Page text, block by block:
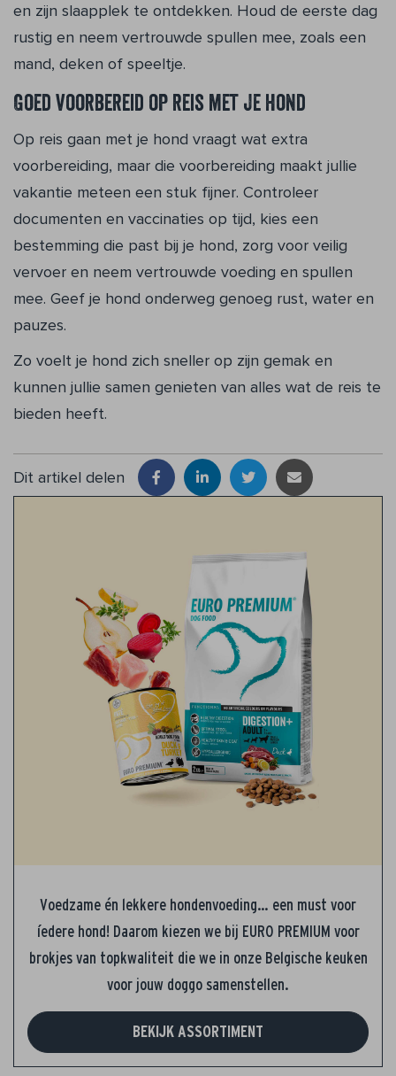
en zijn slaapplek te ontdekken. Houd de eerste dag
rustig en neem vertrouwde spullen mee, zoals een
mand, deken of speeltje.
Goed voorbereid op reis met je hond
Op reis gaan met je hond vraagt wat extra
voorbereiding, maar die voorbereiding maakt jullie
vakantie meteen een stuk fijner. Controleer
documenten en vaccinaties op tijd, kies een
bestemming die past bij je hond, zorg voor veilig
vervoer en neem vertrouwde voeding en spullen
mee. Geef je hond onderweg genoeg rust, water en
pauzes.
Zo voelt je hond zich sneller op zijn gemak en
kunnen jullie samen genieten van alles wat de reis te
bieden heeft.
Dit artikel delen
Voedzame én lekkere hondenvoeding… een must voor
íedere hond! Daarom kiezen we bij EURO PREMIUM voor
brokjes van topkwaliteit die we in onze Belgische keuken
voor jouw doggo samenstellen.
BEKIJK ASSORTIMENT